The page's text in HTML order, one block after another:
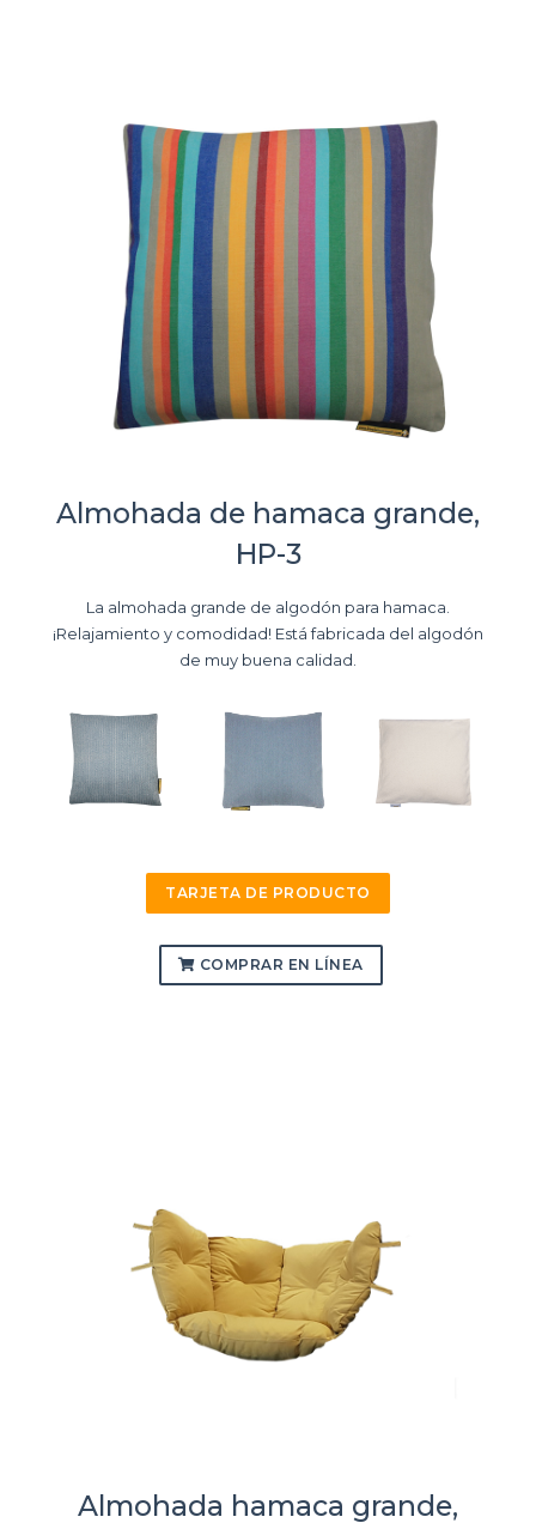
Almohada de hamaca grande,
HP-3
La almohada grande de algodón para hamaca.
¡Relajamiento y comodidad! Está fabricada del algodón
de muy buena calidad.
TARJETA DE PRODUCTO
COMPRAR EN LÍNEA
Almohada hamaca grande,